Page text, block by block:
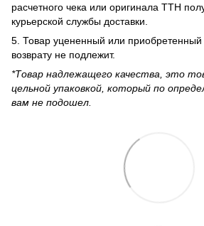
расчетного чека или оригинала ТТН
курьерской службы доставки.
5. Товар уцененный или приобретенный
возврату не подлежит.
*Товар надлежащего качества, это
цельной упаковкой, который по
вам не подошел.